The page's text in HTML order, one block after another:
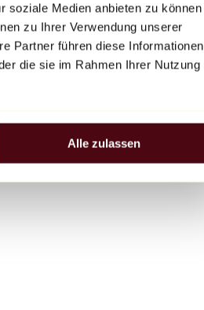
soziale Medien anbieten zu können
zu Ihrer Verwendung unserer
Partner führen diese Informationen
die sie im Rahmen Ihrer Nutzung
Alle zulassen